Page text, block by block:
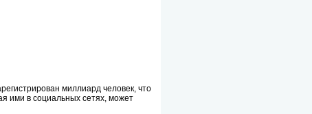
миллиард человек, что
ими в социальных сетях, может